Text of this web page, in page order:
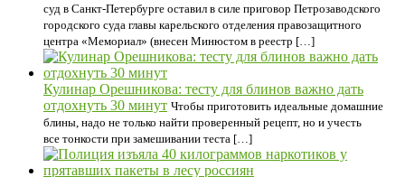
суд в Санкт-Петербурге оставил в силе приговор Петрозаводского
городского суда главы карельского отделения правозащитного
центра «Мемориал» (внесен Минюстом в реестр […]
Кулинар Орешникова: тесту для блинов важно дать
отдохнуть 30 минут Чтобы приготовить идеальные домашние
блины, надо не только найти проверенный рецепт, но и учесть
все тонкости при замешивании теста […]